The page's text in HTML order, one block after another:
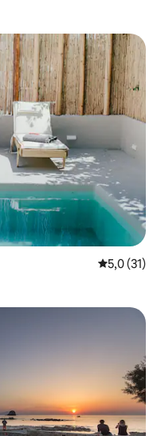
Calificación
5,0 (31)